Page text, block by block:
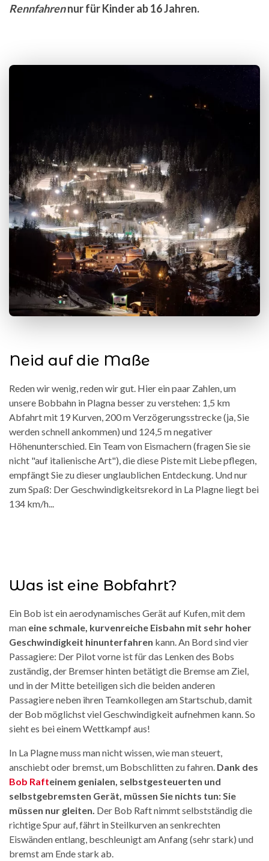
Rennfahrennur für Kinder ab 16 Jahren.
Neid auf die Maße
Reden wir wenig, reden wir gut. Hier ein paar Zahlen, um
unsere Bobbahn in Plagna besser zu verstehen: 1,5 km
Abfahrt mit 19 Kurven, 200 m Verzögerungsstrecke (ja, Sie
werden schnell ankommen) und 124,5 m negativer
Höhenunterschied. Ein Team von Eismachern (fragen Sie sie
nicht "auf italienische Art"), die diese Piste mit Liebe pflegen,
empfängt Sie zu dieser unglaublichen Entdeckung. Und nur
zum Spaß: Der Geschwindigkeitsrekord in La Plagne liegt bei
134 km/h...
Was ist eine Bobfahrt?
Ein Bob ist ein aerodynamisches Gerät auf Kufen, mit dem
man eine schmale, kurvenreiche Eisbahn mit sehr hoher
Geschwindigkeit hinunterfahren kann. An Bord sind vier
Passagiere: Der Pilot vorne ist für das Lenken des Bobs
zuständig, der Bremser hinten betätigt die Bremse am Ziel,
und in der Mitte beteiligen sich die beiden anderen
Passagiere neben ihren Teamkollegen am Startschub, damit
der Bob möglichst viel Geschwindigkeit aufnehmen kann. So
sieht es bei einem Wettkampf aus!
In La Plagne muss man nicht wissen, wie man steuert,
anschiebt oder bremst, um Bobschlitten zu fahren. Dank des
Bob Rafteinem genialen, selbstgesteuerten und
selbstgebremsten Gerät, müssen Sie nichts tun: Sie
müssen nur gleiten. Der Bob Raft nimmt selbstständig die
richtige Spur auf, fährt in Steilkurven an senkrechten
Eiswänden entlang, beschleunigt am Anfang (sehr stark) und
bremst am Ende stark ab.